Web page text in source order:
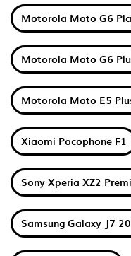
Motorola Moto G6
Motorola Moto G6
Motorola Moto E5
Xiaomi Pocophone F1
Sony Xperia XZ2
Samsung Galaxy J7